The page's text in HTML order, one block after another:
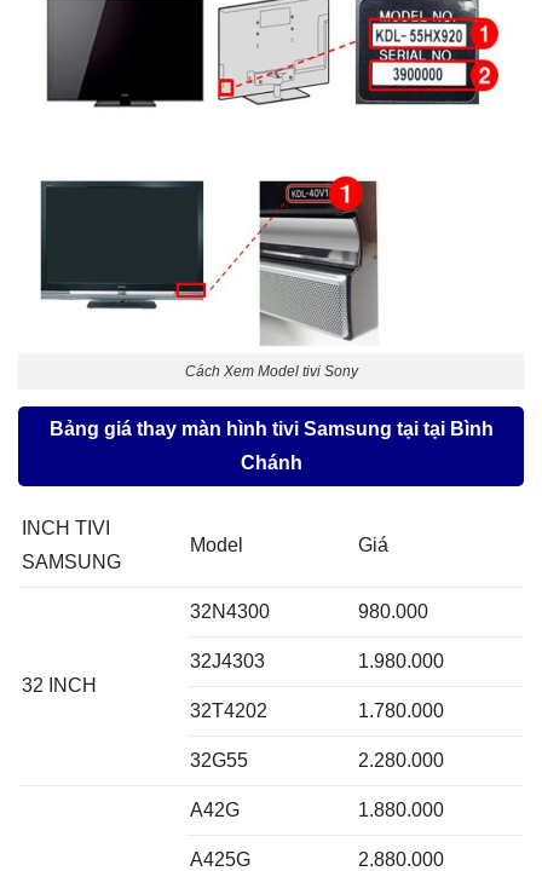
Cách Xem Model tivi Sony
Bảng giá thay màn hình tivi Samsung tại tại Bình
Chánh
INCH TIVI
SAMSUNG
Model Giá
32 INCH
32N4300 980.000
32J4303 1.980.000
32T4202 1.780.000
32G55 2.280.000
A42G 1.880.000
A425G 2.880.000